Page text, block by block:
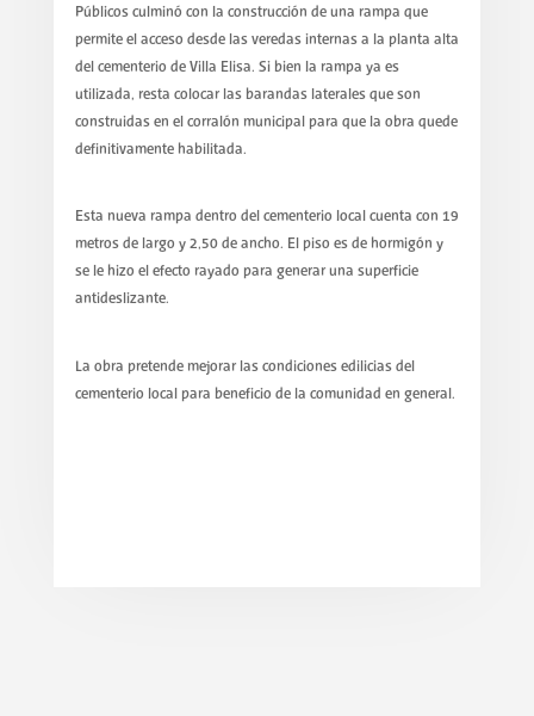
Públicos culminó con la construcción de una rampa que
permite el acceso desde las veredas internas a la planta alta
del cementerio de Villa Elisa. Si bien la rampa ya es
utilizada, resta colocar las barandas laterales que son
construidas en el corralón municipal para que la obra quede
definitivamente habilitada.
Esta nueva rampa dentro del cementerio local cuenta con 19
metros de largo y 2,50 de ancho. El piso es de hormigón y
se le hizo el efecto rayado para generar una superficie
antideslizante.
La obra pretende mejorar las condiciones edilicias del
cementerio local para beneficio de la comunidad en general.